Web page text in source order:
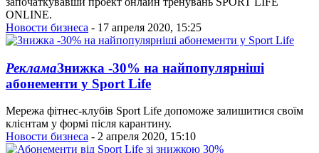
ONLINE.
Новости бизнеса - 17 апреля 2020, 15:25
РекламаЗнижка -30% на найпопулярніші
абонементи у Sport Life
Мережа фітнес-клубів Sport Life допоможе залишитися своїм
клієнтам у формі після карантину.
Новости бизнеса - 2 апреля 2020, 15:10